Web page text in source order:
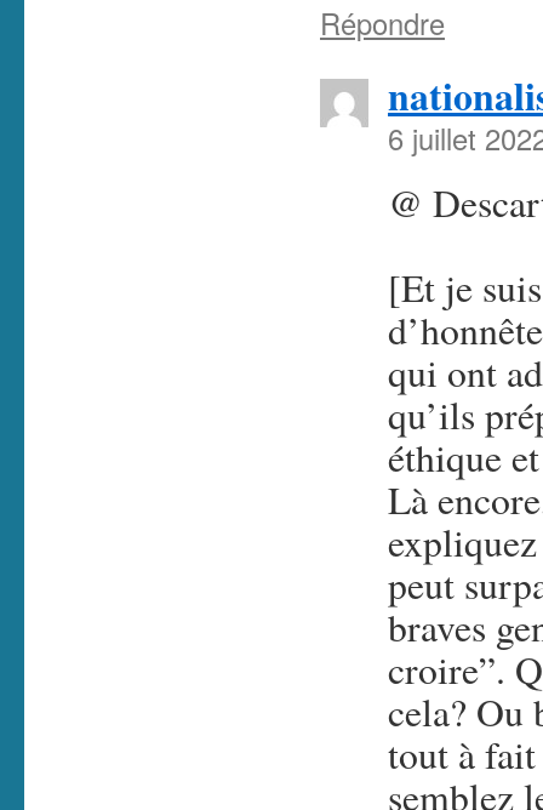
Répondre
6 juillet
@
[Et je
qui ont
qu’ils
éthique
Là
peut
braves
croire”.
cela? Ou
tout à fait
semblez